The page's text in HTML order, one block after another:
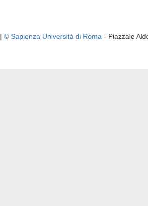
| © Sapienza Università di Roma - Piazzale